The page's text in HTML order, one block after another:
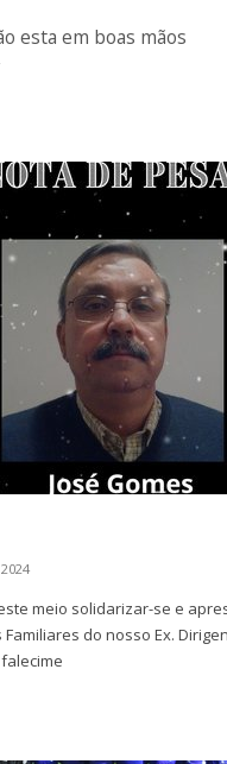
esta em boas mãos
meio solidarizar-se e
do nosso Ex.